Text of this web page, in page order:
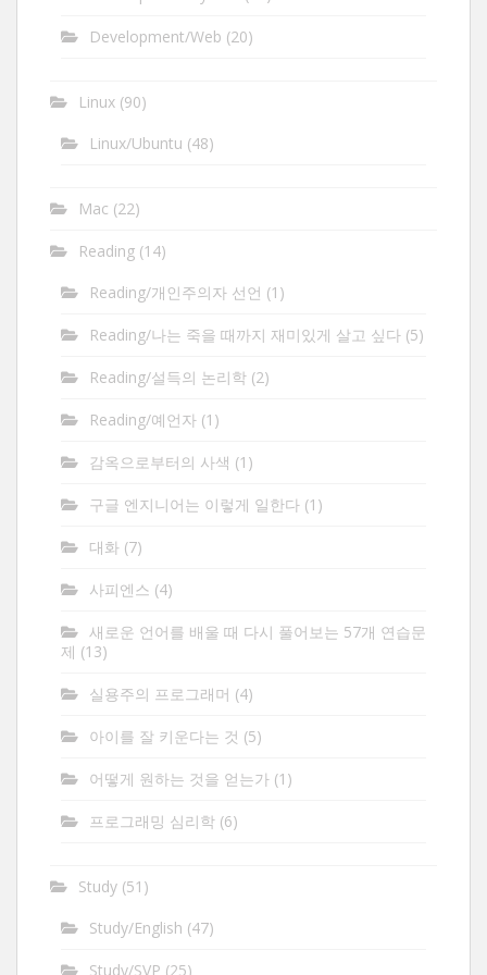
Development/Web (20)
Linux (90)
Linux/Ubuntu (48)
Mac (22)
Reading (14)
Reading/개인주의자 선언 (1)
Reading/나는 죽을 때까지 재미있게 살고 싶다 (5)
Reading/설득의 논리학 (2)
Reading/예언자 (1)
감옥으로부터의 사색 (1)
구글 엔지니어는 이렇게 일한다 (1)
대화 (7)
사피엔스 (4)
새로운 언어를 배울 때 다시 풀어보는 57개 연습문
제 (13)
실용주의 프로그래머 (4)
아이를 잘 키운다는 것 (5)
어떻게 원하는 것을 얻는가 (1)
프로그래밍 심리학 (6)
Study (51)
Study/English (47)
Study/SVP (25)